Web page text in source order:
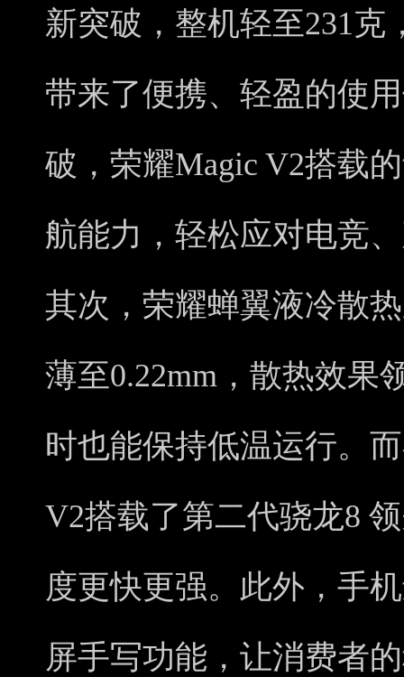
新突破，整机轻至231克
带来了便携、轻盈的使
破，荣耀Magic V2搭载
航能力，轻松应对电竞
其次，荣耀蝉翼液冷散
薄至0.22mm，散热效果
时也能保持低温运行。
V2搭载了第二代骁龙8
度更快更强。此外，手
屏手写功能，让消费者